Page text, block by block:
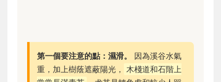
第一個要注意的點：濕滑。
因為溪谷水氣
重，加上樹蔭遮蔽陽光，
木棧道和石階上